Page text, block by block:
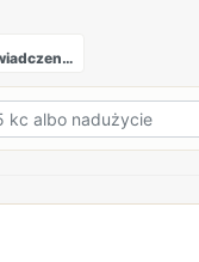
Rozdział 9 - Uposażenie i inne świadczenia pieniężne funkcjonariuszy Agencji Bezpieczeństwa Wewnętrznego oraz Agencji Wywiadu